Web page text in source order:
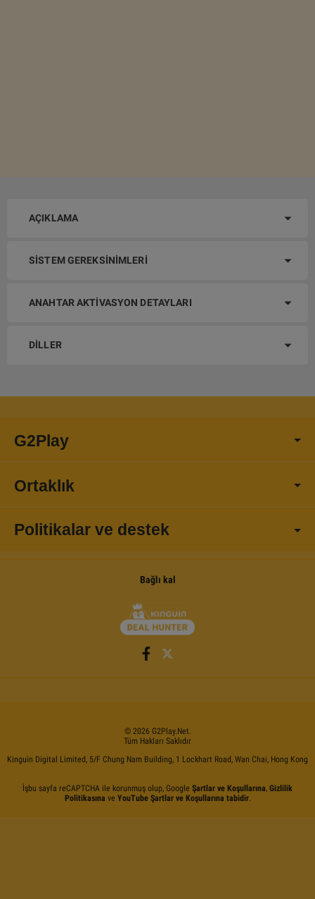
AÇIKLAMA
SISTEM GEREKSINIMLERI
ANAHTAR AKTIVASYON DETAYLARI
DILLER
G2Play
Ortaklık
Politikalar ve destek
Bağlı kal
© 2026 G2Play.net.
Tüm Hakları Saklıdır
Kinguin Digital Limited, 5/F Chung Nam Building, 1 Lockhart Road, Wan Chai, Hong Kong
İşbu sayfa reCAPTCHA ile korunmuş olup, Google Şartlar ve Koşullarına, Gizlilik
Politikasına ve YouTube Şartlar ve Koşullarına tabidir.